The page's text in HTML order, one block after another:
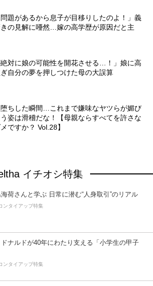
問題があるから息子が目移りしたのよ！」義
の見解に唖然…嫁の高学歴が原因だと主
絶対に娘の可能性を開花させる…！」娘に高
自分の夢を押しつけた母の大誤算
ちした瞬間…これまで嫌味なヤツらが媚び
姿は滑稽だな！【母親ならすべてを許さな
ですか？ Vol.28】
イチオシ特集
海荷さんと学ぶ 日常に潜む“人身取引”のリアル
ンタイアップ特集
ドナルドが40年にわたり支える「小学生の甲子
ンタイアップ特集